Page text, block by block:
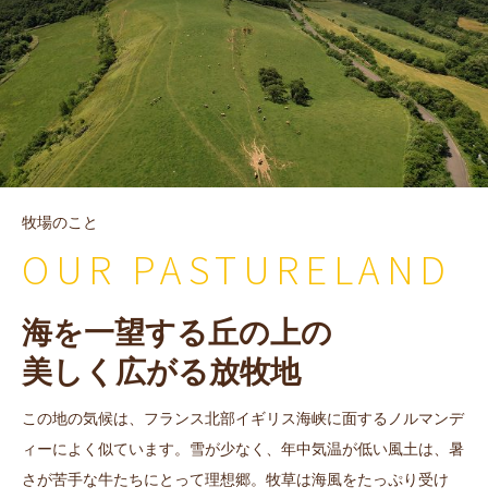
牧場のこと
OUR PASTURELAND
海を一望する丘の上の
美しく広がる放牧地
この地の気候は、フランス北部イギリス海峡に面するノルマンデ
ィーによく似ています。雪が少なく、年中気温が低い風土は、暑
さが苦手な牛たちにとって理想郷。牧草は海風をたっぷり受け